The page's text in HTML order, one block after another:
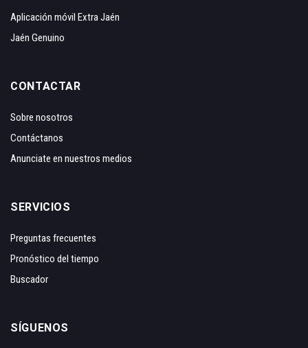
Aplicación móvil Extra Jaén
Jaén Genuino
CONTACTAR
Sobre nosotros
Contáctanos
Anunciate en nuestros medios
SERVICIOS
Preguntas frecuentes
Pronóstico del tiempo
Buscador
SÍGUENOS